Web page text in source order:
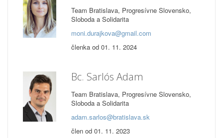
Team Bratislava, Progresívne Slovensko,
Sloboda a Solidarita
moni.durajkova@gmail.com
členka od 01. 11. 2024
Bc. Sarlós Adam
Team Bratislava, Progresívne Slovensko,
Sloboda a Solidarita
adam.sarlos@bratislava.sk
člen od 01. 11. 2023